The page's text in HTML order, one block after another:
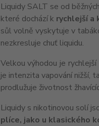
Liquidy SALT se od
které dochází k rychlejší a
sůl volně vyskytuje v
nezkresluje chuť liquidu.
Velkou výhodou je
je intenzita vapování nižší,
prodlužuje životnost
Liquidy s nikotinovou solí
plíce, jako u klasického